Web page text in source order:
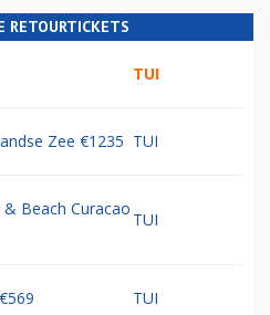
RETOURTICKETS
TUI
Zee €1235 TUI
Beach Curacao
TUI
TUI